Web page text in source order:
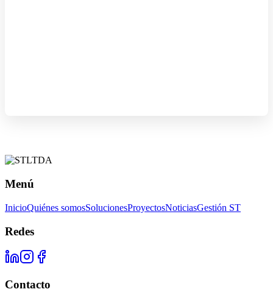
Menú
InicioQuiénes somosSolucionesProyectosNoticiasGestión ST
Redes
Contacto